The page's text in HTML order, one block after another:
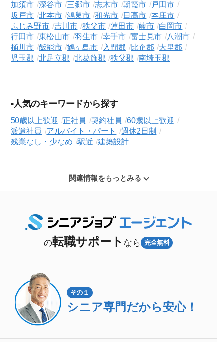
加須市
深谷市 三郷市 志木市 朝霞市
戸田市
坂戸市
北本市 鴻巣市 和光市 日高市
本庄市
ふじみ野市
吉川市 秩父市 蓮田市 蕨市
白岡市
行田市
東松山市 羽生市 幸手市 富士見市
八潮市
桶川市
飯能市 鶴ヶ島市 入間郡 比企郡
大里郡
児玉郡
北足立郡 北葛飾郡 秩父郡 南埼玉郡
人気のキーワードから探す
50歳以上歓迎 正社員 契約社員
60歳以上歓迎
派遣社員
アルバイト・パート
週休2日制
残業なし・少なめ
駅近 建築設計
関連情報をもっとみる
の転職サポート なら 完全無料
その１
シニア専門だから安心！